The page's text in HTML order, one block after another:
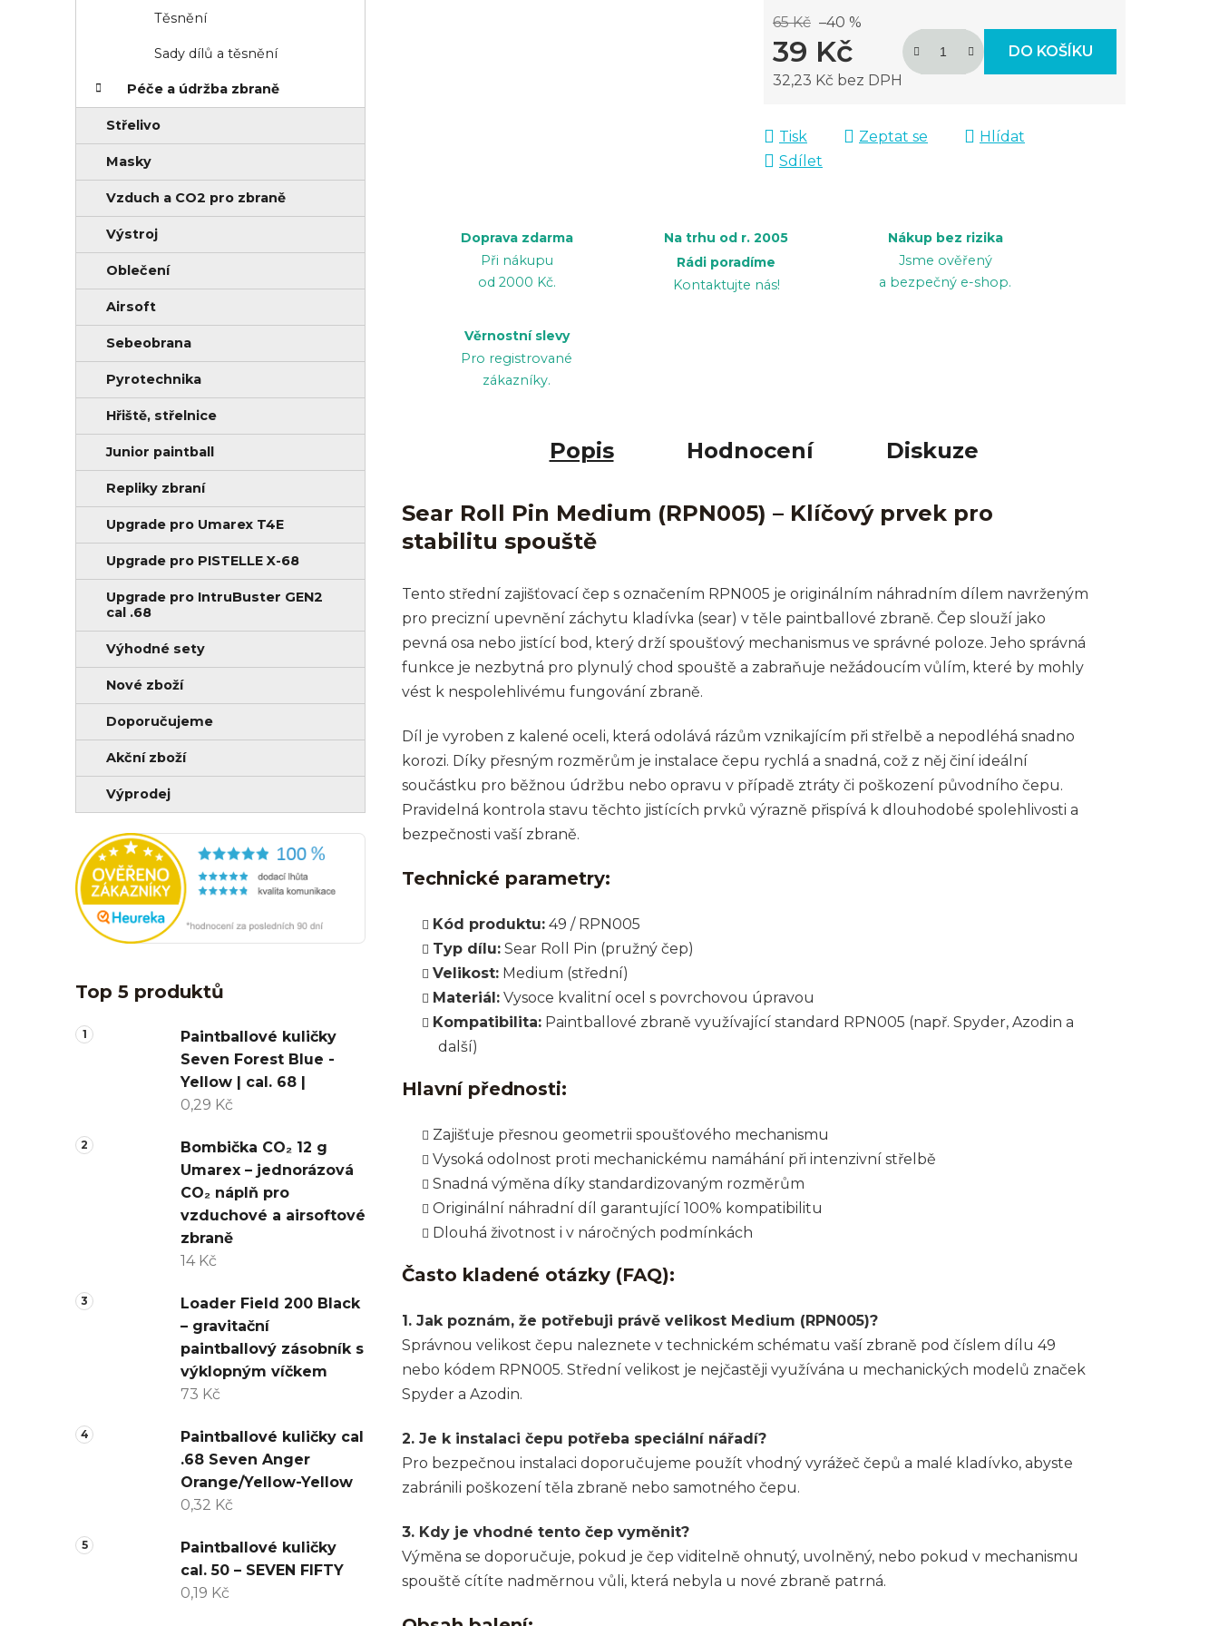
Těsnění
Sady dílů a těsnění
Péče a údržba zbraně
Střelivo
Masky
Vzduch a CO2 pro zbraně
Výstroj
Oblečení
Airsoft
Sebeobrana
Pyrotechnika
Hřiště, střelnice
Junior paintball
Repliky zbraní
Upgrade pro Umarex T4E
Upgrade pro PISTELLE X-68
Upgrade pro IntruBuster GEN2
cal .68
Výhodné sety
Nové zboží
Doporučujeme
Akční zboží
Výprodej
Top 5 produktů
Paintballové kuličky
Seven Forest Blue -
Yellow | cal. 68 |
0,29 Kč
Bombička CO₂ 12 g
Umarex – jednorázová
CO₂ náplň pro
vzduchové a airsoftové
zbraně
14 Kč
Loader Field 200 Black
– gravitační
paintballový zásobník s
výklopným víčkem
73 Kč
Paintballové kuličky cal
.68 Seven Anger
Orange/Yellow-Yellow
0,32 Kč
Paintballové kuličky
cal. 50 – SEVEN FIFTY
0,19 Kč
65 Kč –40 %
39 Kč
32,23 Kč bez DPH
DO KOŠÍKU
Tisk Zeptat se
Hlídat
Sdílet
Doprava zdarma
Při nákupu
od 2000 Kč.
Na trhu od r. 2005
Rádi poradíme
Kontaktujte nás!
Nákup bez rizika
Jsme ověřený
a bezpečný e-shop.
Věrnostní slevy
Pro registrované
zákazníky.
Popis Hodnocení Diskuze
Sear Roll Pin Medium (RPN005) – Klíčový prvek pro
stabilitu spouště
Tento střední zajišťovací čep s označením RPN005 je originálním náhradním dílem navrženým
pro precizní upevnění záchytu kladívka (sear) v těle paintballové zbraně. Čep slouží jako
pevná osa nebo jistící bod, který drží spoušťový mechanismus ve správné poloze. Jeho správná
funkce je nezbytná pro plynulý chod spouště a zabraňuje nežádoucím vůlím, které by mohly
vést k nespolehlivému fungování zbraně.
Díl je vyroben z kalené oceli, která odolává rázům vznikajícím při střelbě a nepodléhá snadno
korozi. Díky přesným rozměrům je instalace čepu rychlá a snadná, což z něj činí ideální
součástku pro běžnou údržbu nebo opravu v případě ztráty či poškození původního čepu.
Pravidelná kontrola stavu těchto jistících prvků výrazně přispívá k dlouhodobé spolehlivosti a
bezpečnosti vaší zbraně.
Technické parametry:
Kód produktu: 49 / RPN005
Typ dílu: Sear Roll Pin (pružný čep)
Velikost: Medium (střední)
Materiál: Vysoce kvalitní ocel s povrchovou úpravou
Kompatibilita: Paintballové zbraně využívající standard RPN005 (např. Spyder, Azodin a
další)
Hlavní přednosti:
Zajišťuje přesnou geometrii spoušťového mechanismu
Vysoká odolnost proti mechanickému namáhání při intenzivní střelbě
Snadná výměna díky standardizovaným rozměrům
Originální náhradní díl garantující 100% kompatibilitu
Dlouhá životnost i v náročných podmínkách
Často kladené otázky (FAQ):
1. Jak poznám, že potřebuji právě velikost Medium (RPN005)?
Správnou velikost čepu naleznete v technickém schématu vaší zbraně pod číslem dílu 49
nebo kódem RPN005. Střední velikost je nejčastěji využívána u mechanických modelů značek
Spyder a Azodin.
2. Je k instalaci čepu potřeba speciální nářadí?
Pro bezpečnou instalaci doporučujeme použít vhodný vyrážeč čepů a malé kladívko, abyste
zabránili poškození těla zbraně nebo samotného čepu.
3. Kdy je vhodné tento čep vyměnit?
Výměna se doporučuje, pokud je čep viditelně ohnutý, uvolněný, nebo pokud v mechanismu
spouště cítíte nadměrnou vůli, která nebyla u nové zbraně patrná.